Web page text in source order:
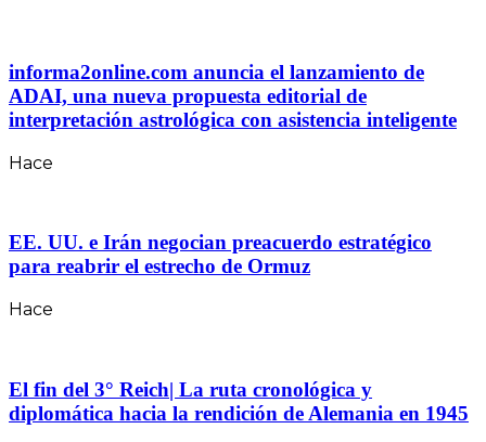
informa2online.com anuncia el lanzamiento de
ADAI, una nueva propuesta editorial de
interpretación astrológica con asistencia inteligente
Hace
EE. UU. e Irán negocian preacuerdo estratégico
para reabrir el estrecho de Ormuz
Hace
El fin del 3° Reich| La ruta cronológica y
diplomática hacia la rendición de Alemania en 1945